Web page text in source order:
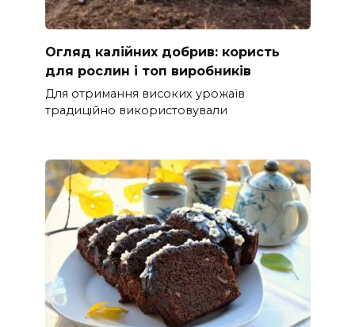
Огляд калійних добрив: користь
для рослин і топ виробників
Для отримання високих урожаїв
традиційно використовували